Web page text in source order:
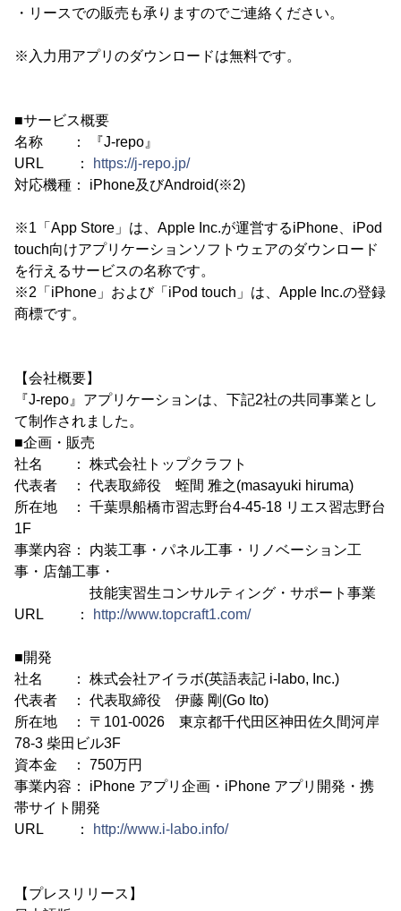
・リースでの販売も承りますのでご連絡ください。
※入力用アプリのダウンロードは無料です。
■サービス概要
名称 ： 『J-repo』
URL ：
https://j-repo.jp/
対応機種： iPhone及びAndroid(※2)
※1「App Store」は、Apple Inc.が運営するiPhone、iPod
touch向けアプリケーションソフトウェアのダウンロード
を行えるサービスの名称です。
※2「iPhone」および「iPod touch」は、Apple Inc.の登録
商標です。
【会社概要】
『J-repo』アプリケーションは、下記2社の共同事業とし
て制作されました。
■企画・販売
社名 ： 株式会社トップクラフト
代表者 ： 代表取締役 蛭間 雅之(masayuki hiruma)
所在地 ： 千葉県船橋市習志野台4-45-18 リエス習志野台
1F
事業内容： 内装工事・パネル工事・リノベーション工
事・店舗工事・
技能実習生コンサルティング・サポート事業
URL ：
http://www.topcraft1.com/
■開発
社名 ： 株式会社アイラボ(英語表記 i-labo, Inc.)
代表者 ： 代表取締役 伊藤 剛(Go Ito)
所在地 ： 〒101-0026 東京都千代田区神田佐久間河岸
78-3 柴田ビル3F
資本金 ： 750万円
事業内容： iPhone アプリ企画・iPhone アプリ開発・携
帯サイト開発
URL ：
http://www.i-labo.info/
【プレスリリース】